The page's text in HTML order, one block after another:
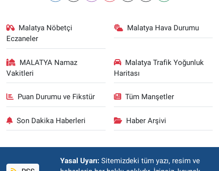
Malatya Nöbetçi
Eczaneler
Malatya Hava Durumu
MALATYA Namaz
Vakitleri
Malatya Trafik Yoğunluk
Haritası
Puan Durumu ve Fikstür Tüm Manşetler
Son Dakika Haberleri Haber Arşivi
Yasal Uyarı: Sitemizdeki tüm yazı, resim ve